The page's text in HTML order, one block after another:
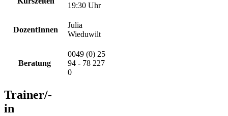
19:30 Uhr
DozentInnen
Julia
Wieduwilt
Beratung
0049 (0) 25
94 - 78 227
0
Trainer/-
in